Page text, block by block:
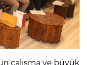
çalışma ve büyük